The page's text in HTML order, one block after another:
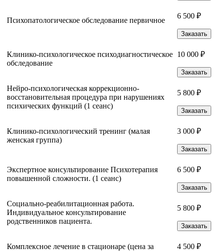
Психопатологическое обследование первичное
6 500 ₽
Заказать
Клинико-психологическое психодиагностическое
обследование
10 000 ₽
Заказать
Нейро-психологическая коррекционно-
восстановительная процедура при нарушениях
психических функций (1 сеанс)
5 800 ₽
Заказать
Клинико-психологический тренинг (малая
женская группа)
3 000 ₽
Заказать
Экспертное консультирование Психотерапия
повышенной сложности. (1 сеанс)
6 500 ₽
Заказать
Социально-реабилитационная работа.
Индивидуальное консультирование
родственников пациента.
5 800 ₽
Заказать
Комплексное лечение в стационаре (цена за 4 500 ₽